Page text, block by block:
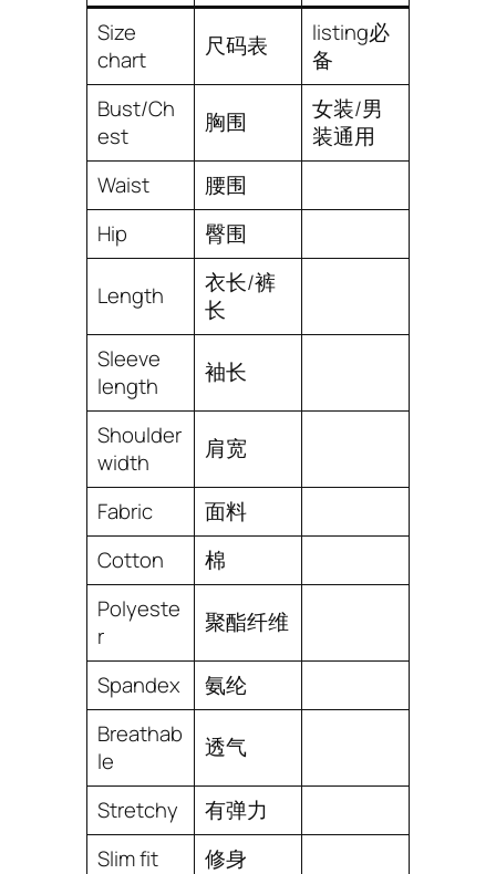
Size
chart
尺码表
listing必
备
Bust/Ch
est
胸围
女装/男
装通用
Waist
腰围
Hip
臀围
Length
衣长/裤
长
Sleeve
length
袖长
Shoulder
width
肩宽
Fabric
面料
Cotton
棉
Polyeste
r
聚酯纤维
Spandex
氨纶
Breathab
le
透气
Stretchy
有弹力
Slim fit
修身